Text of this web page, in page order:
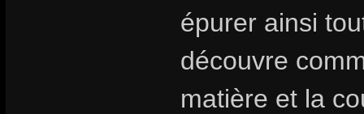
épurer ainsi
découvre
matière et la